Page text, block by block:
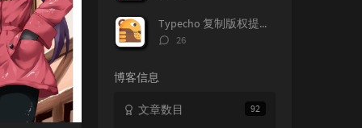
数：
Typecho 复制版权提醒插件
评
26
博客信息
92
文章数目